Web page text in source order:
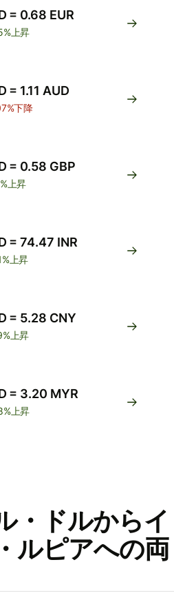
= 0.68 EUR
上昇
= 1.11 AUD
下降
= 0.58 GBP
上昇
= 74.47 INR
上昇
= 5.28 CNY
上昇
= 3.20 MYR
上昇
・ドルからイ
ルピアへの両